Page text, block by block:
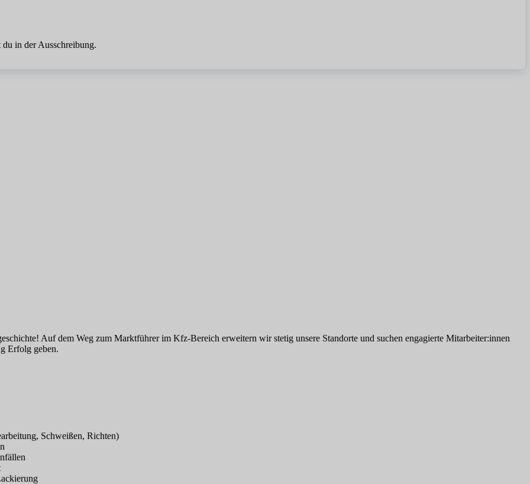
in der Ausschreibung.
Auf dem Weg zum Marktführer im Kfz-Bereich erweitern wir stetig unsere Standorte und suchen engagierte Mitarbeiter:innen
Erfolg geben.
Schweißen, Richten)